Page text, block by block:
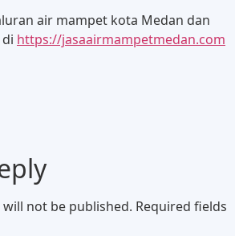
air mampet kota Medan dan
https://jasaairmampetmedan.com
not be published. Required fields